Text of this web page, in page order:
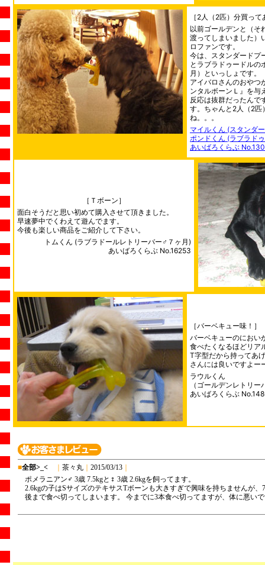
［2人（2匹）分買っ
以前ゴールデンと（そ
渡ってしまいました）
ロファンです。
今は、スタンダードプ
とラブラドゥードルの
月）といっしょです。
アイバロさんのおやつ
ンタルボーンＬ』を与
反応は抜群だったんで
す。ちゃんと2人（2匹
ね。。。
マイルくん (スタンダ
ポンドくん (ラブラド
あいばろくらぶ
［Ｔボーン］
面白そうだと思い初めて購入させて頂きました。
早速夢中でくわえて遊んでます。
今後も楽しい商品をご紹介して下さい。
トムくん (ラブラドールレトリーバー♂７ヶ月)
あいばろくらぶ No.16253
［バーベキュー味！］
バーベキューのにおい
食べたくなるほどリア
T字型だから持ってあ
さんには良いですよー
ラウルくん
（ゴールデンレトリ
あいばろくらぶ